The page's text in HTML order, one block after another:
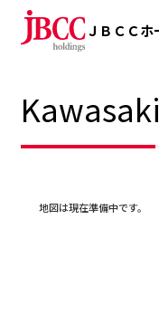
ＪＢＣＣ
地図は現在準備中です。